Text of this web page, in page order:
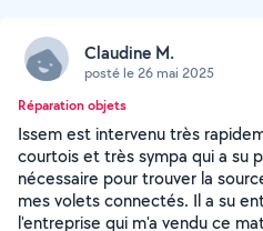
Claudine M.
posté le 26 mai 2025
Réparation objets
Issem est intervenu très
courtois et très sympa qui a su
nécessaire pour trouver la
mes volets connectés. Il a su
l'entreprise qui m'a vendu ce